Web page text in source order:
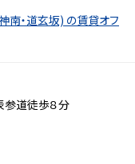
南・道玄坂) の賃貸オフ
参道徒歩８分